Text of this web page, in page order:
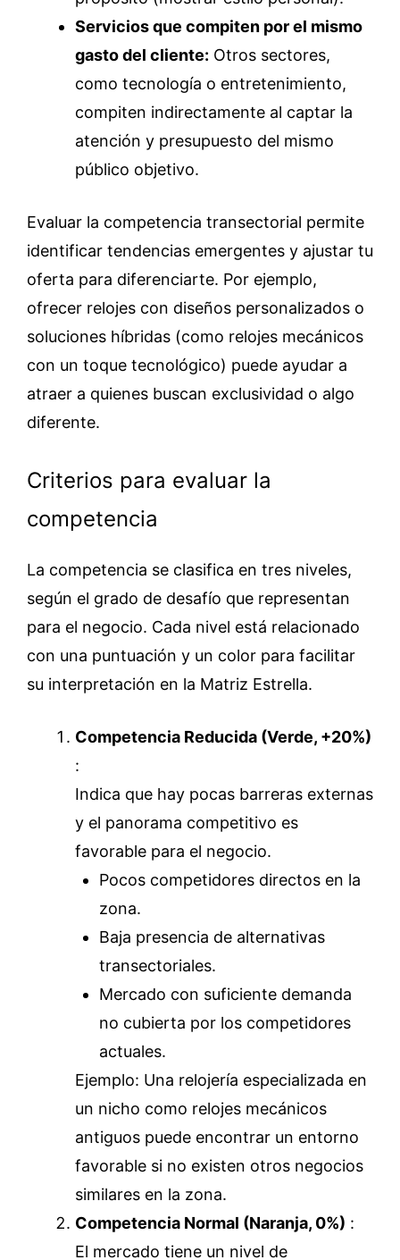
Servicios que compiten por el mismo
gasto del cliente: Otros sectores,
como tecnología o entretenimiento,
compiten indirectamente al captar la
atención y presupuesto del mismo
público objetivo.
Evaluar la competencia transectorial permite
identificar tendencias emergentes y ajustar tu
oferta para diferenciarte. Por ejemplo,
ofrecer relojes con diseños personalizados o
soluciones híbridas (como relojes mecánicos
con un toque tecnológico) puede ayudar a
atraer a quienes buscan exclusividad o algo
diferente.
Criterios para evaluar la
competencia
La competencia se clasifica en tres niveles,
según el grado de desafío que representan
para el negocio. Cada nivel está relacionado
con una puntuación y un color para facilitar
su interpretación en la Matriz Estrella.
Competencia Reducida (Verde, +20%)
:
Indica que hay pocas barreras externas
y el panorama competitivo es
favorable para el negocio.
Pocos competidores directos en la
zona.
Baja presencia de alternativas
transectoriales.
Mercado con suficiente demanda
no cubierta por los competidores
actuales.
Ejemplo: Una relojería especializada en
un nicho como relojes mecánicos
antiguos puede encontrar un entorno
favorable si no existen otros negocios
similares en la zona.
Competencia Normal (Naranja, 0%) :
El mercado tiene un nivel de